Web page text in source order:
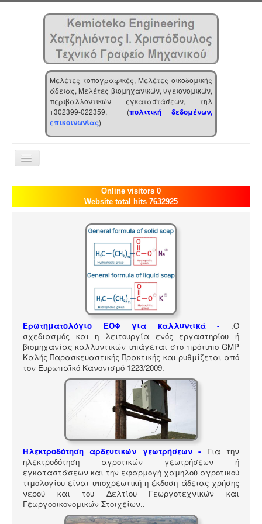
Μελέτες τοπογραφικές, Μελέτες οικοδομικής
άδειας, Μελέτες βιομηχανικών, υγειονομικών,
περιβαλλοντικών εγκαταστάσεων, τηλ
+302399-022359, (πολιτική δεδομένων,
επικοινωνίας)
Toggle
Navigation
Αρχική
Επιχείρηση
Online visitors 0
Website total hits 7632925
Ερωτηματολόγιο ΕΟΦ για καλλυντικά - .Ο
σχεδιασμός και η λειτουργία ενός εργαστηρίου ή
βιομηχανίας καλλυντικών υπάγεται στο πρότυπο GMP
Καλής Παρασκευαστικής Πρακτικής και ρυθμίζεται από
τον Ευρωπαϊκό Κανονισμό 1223/2009.
Ηλεκτροδότηση αρδευτικών γεωτρήσεων -
Για την
ηλεκτροδότηση αγροτικών γεωτρήσεων ή
εγκαταστάσεων και την εφαρμογή χαμηλού αγροτικού
τιμολογίου είναι υποχρεωτική η έκδοση άδειας χρήσης
νερού και του Δελτίου Γεωργοτεχνικών και
Γεωργοοικονομικών Στοιχείων..